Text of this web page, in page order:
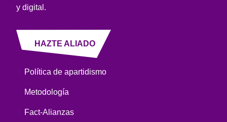
y digital.
HAZTE ALIADO
Política de apartidismo
Metodología
Fact-Alianzas